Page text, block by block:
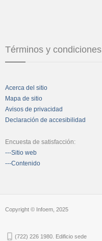
Términos y condiciones
Acerca del sitio
Mapa de sitio
Avisos de privacidad
Declaración de accesibilidad
Encuesta de satisfacción:
---Sitio web
---Contenido
Copyright © Infoem, 2025
(722) 226 1980. Edificio sede